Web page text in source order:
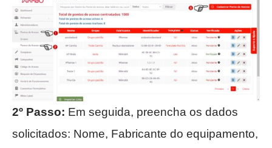
2º Passo: Em seguida, preencha os dados
solicitados: Nome, Fabricante do equipamento,